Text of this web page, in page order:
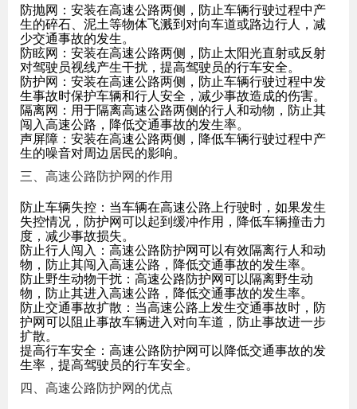
防抛网：安装在高速公路两侧，防止车辆行驶过程中产
生的碎石、泥土等物体飞溅到对向车道或路边行人，减
少交通事故的发生。
防眩网：安装在高速公路两侧，防止太阳光直射或反射
对驾驶员视线产生干扰，提高驾驶员的行车安全。
防护网：安装在高速公路两侧，防止车辆行驶过程中发
生事故时保护车辆和行人安全，减少事故造成的伤害。
隔离网：用于隔离高速公路两侧的行人和动物，防止其
闯入高速公路，降低交通事故的发生率。
声屏障：安装在高速公路两侧，降低车辆行驶过程中产
生的噪音对周边居民的影响。
三、高速公路防护网的作用
防止车辆失控：当车辆在高速公路上行驶时，如果发生
失控情况，防护网可以起到缓冲作用，降低车辆撞击力
度，减少事故损失。
防止行人闯入：高速公路防护网可以有效隔离行人和动
物，防止其闯入高速公路，降低交通事故的发生率。
防止野生动物干扰：高速公路防护网可以隔离野生动
物，防止其进入高速公路，降低交通事故的发生率。
防止交通事故扩散：当高速公路上发生交通事故时，防
护网可以阻止事故车辆进入对向车道，防止事故进一步
扩散。
提高行车安全：高速公路防护网可以降低交通事故的发
生率，提高驾驶员的行车安全。
四、高速公路防护网的优点